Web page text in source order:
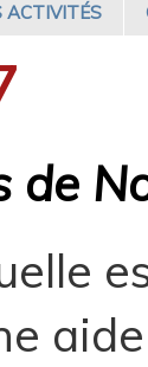
ACTIVITÉS
de